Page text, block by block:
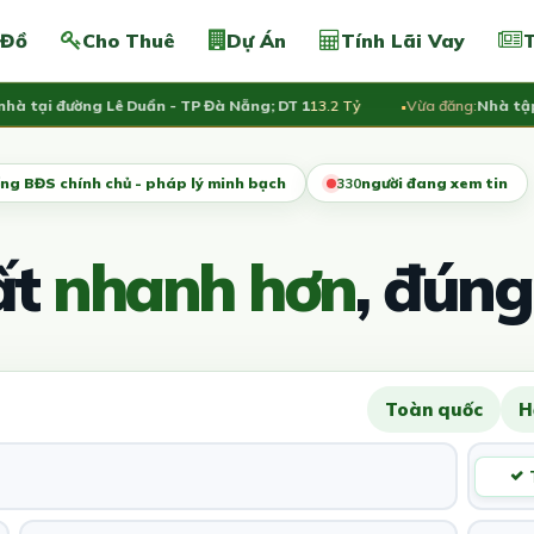
Cho Thuê Dự Án Tính Lãi Vay
đường Lê Duẩn - TP Đà Nẵng; DT 113.2 Tỷ Vừa đăng: Nhà tập thể
BĐS chính chủ - pháp lý minh bạch 332người đang xem tin
nhanh hơn,
Toàn quốc